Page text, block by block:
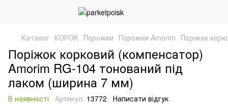
Каталог КОРОК Порожки Порожки Amorim Поріжок
Поріжок корковий (компенсатор)
Amorim RG-104 тонований під
лаком (ширина 7 мм)
В наявності Артикул: 13772 Написати відгук